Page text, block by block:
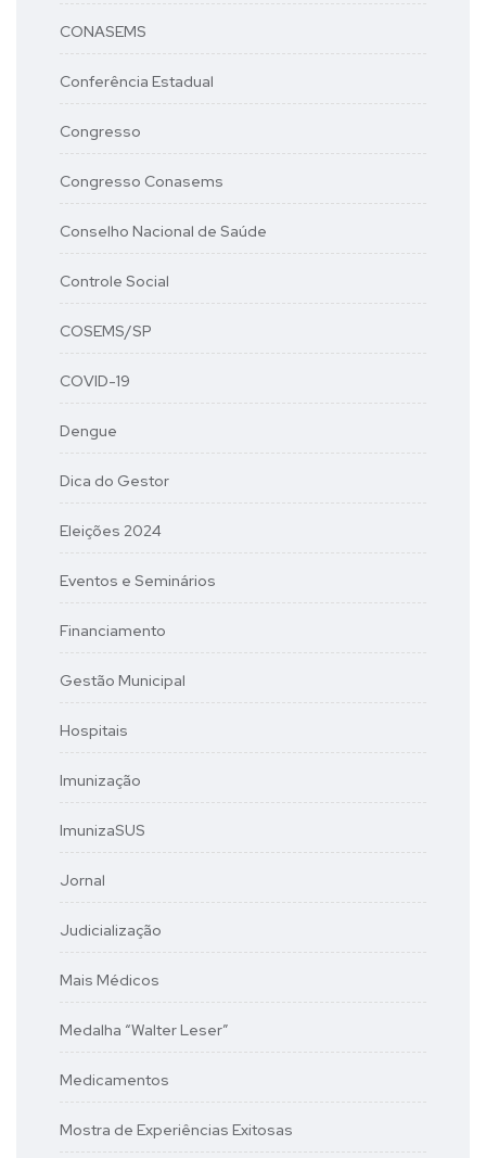
CONASEMS
Conferência Estadual
Congresso
Congresso Conasems
Conselho Nacional de Saúde
Controle Social
COSEMS/SP
COVID-19
Dengue
Dica do Gestor
Eleições 2024
Eventos e Seminários
Financiamento
Gestão Municipal
Hospitais
Imunização
ImunizaSUS
Jornal
Judicialização
Mais Médicos
Medalha “Walter Leser”
Medicamentos
Mostra de Experiências Exitosas